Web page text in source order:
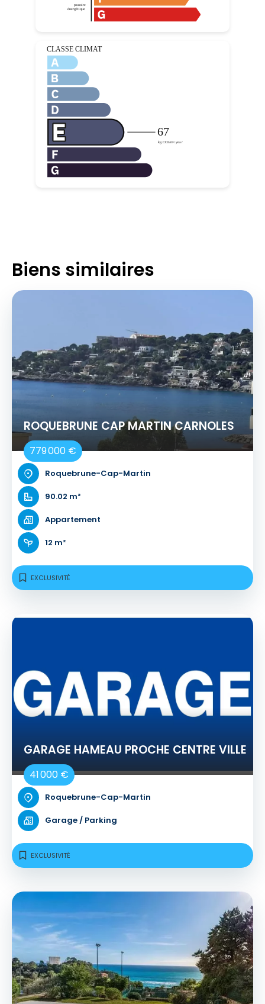
Biens similaires
ROQUEBRUNE CAP MARTIN CARNOLES
779 000 €
Roquebrune-Cap-Martin
90.02 m²
Appartement
12 m²
EXCLUSIVITÉ
GARAGE HAMEAU PROCHE CENTRE VILLE
41 000 €
Roquebrune-Cap-Martin
Garage / Parking
EXCLUSIVITÉ